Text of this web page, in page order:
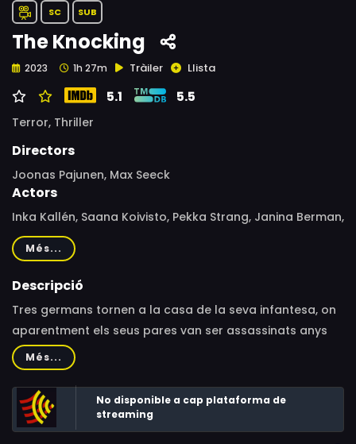
SC SUB
The Knocking
2023 1h 27m Tràiler Llista
5.1 5.5
Terror, Thriller
Directors
Joonas Pajunen, Max Seeck
Actors
Inka Kallén, Saana Koivisto, Pekka Strang, Janina Berman,
Olga Temonen, Niko Saarela, Linnea Skog, Hilma
Temonen, Kristian Stierncreutz, Mikko Leppilampi, Ville
Pidätys, Vootele Poll, Ergo Küppas, Maria Tennof-Salman,
Anderson, Sanne Anderson, Sten Hiis, Irina Tumanova,
Aliis Kampus, Vivika Vool, Aivar Luht, Taavi Oad
Més...
Descripció
Tres germans tornen a la casa de la seva infantesa, on
aparentment els seus pares van ser assassinats anys
enrere. La idea és agençar la casa i el terreny per
poder-ho vendre ràpid, però una força maligna ronda
pel lloc i farà tot el que pugui per impedir-ho.
Més...
No disponible a cap plataforma de
streaming